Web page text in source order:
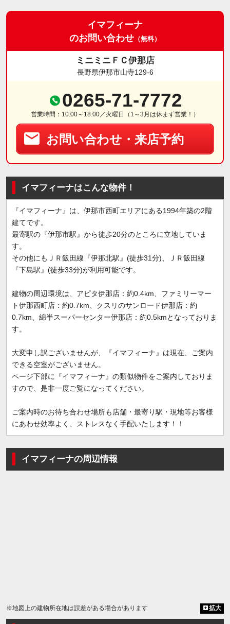
イマフィーナ
のお問い合わせ （無料）
ミニミニＦＣ伊那店
長野県伊那市山寺129-6
0265-71-7772
営業時間：10:00～18:00／火曜日（1～3月は休まず営業！）
お問い合わせ・来店予約
イマフィーナはこんな物件！
『イマフィーナ』は、伊那市西町エリアにある1994年築の2階
建てです。
最寄駅の『伊那市駅』から徒歩20分のところに立地していま
す。
その他にもＪＲ飯田線『伊那北駅』(徒歩31分)、ＪＲ飯田線
『下島駅』(徒歩33分)が利用可能です。
建物の周辺環境は、アピタ伊那店：約0.4km、ファミリーマー
ト伊那西町店：約0.7km、クスリのサンロード伊那店：約
0.7km、綿半スーパーセンター伊那店：約0.5kmとなっておりま
す。
大変申し訳ございませんが、『イマフィーナ』は現在、ご案内
できる空室がございません。
ページ下部に『イマフィーナ』の類似物件をご案内しておりま
すので、是非一度ご覧になってください。
ご案内時のお待ち合わせ場所も店舗・最寄り駅・現地等お客様
にあわせ効率よく、ストレスなく手配いたします！！
イマフィーナの周辺情報
※地図上の建物所在地は誤差がある場合があります 拡大